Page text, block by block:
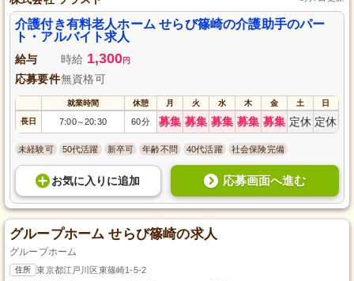
介護付き有料老人ホーム せらび篠崎の介護助手のパー
ト・アルバイト求人
給与 時給 1,300円
応募要件無資格可
就業時間 休憩 月 火 水 木 金 土 日
長日 7:00～20:30 60分 募集 募集 募集 募集 募集 定休 定休
未経験可 50代活躍 新卒可 年齢不問 40代活躍 社会保険完備
お気に入り に追加 応募画面へ進む
グループホーム せらび篠崎の求人
グループホーム
住所 東京都江戸川区東篠崎1-5-2